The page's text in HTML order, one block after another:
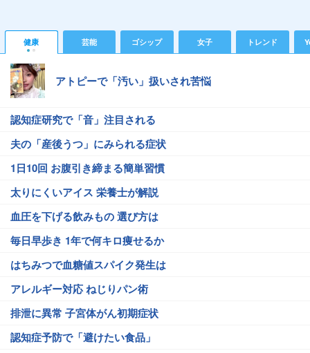
健康 芸能 ゴシップ 女子 トレンド
アトピーで「汚い」扱いされ苦悩
認知症研究で「音」注目される
夫の「産後うつ」にみられる症状
1日10回 お腹引き締まる簡単習慣
太りにくいアイス 栄養士が解説
血圧を下げる飲みもの 選び方は
毎日早歩き 1年で何キロ痩せるか
はちみつで血糖値スパイク発生は
アレルギー対応 ねじりパン術
排泄に異常 子宮体がん初期症状
認知症予防で「避けたい食品」